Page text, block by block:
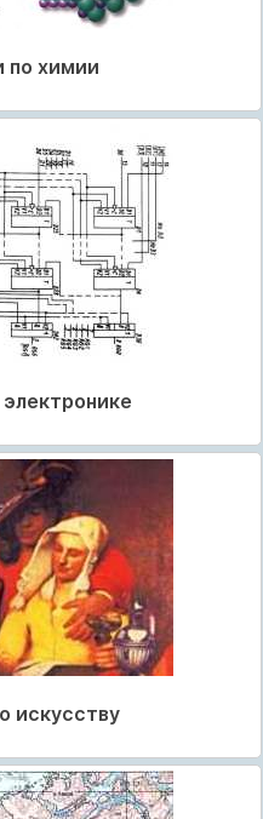
по химии
искусству